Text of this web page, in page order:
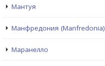
Мантуя
Манфредония (Manfredonia)
Маранелло